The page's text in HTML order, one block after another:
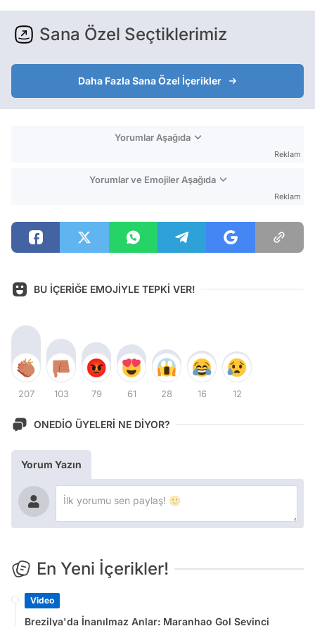
Sana Özel Seçtiklerimiz
Daha Fazla Sana Özel İçerikler
Yorumlar Aşağıda
Reklam
Yorumlar ve Emojiler Aşağıda
Reklam
BU İÇERİĞE EMOJİYLE TEPKİ VER!
207 103 79 61 28 16 12
ONEDİO ÜYELERİ NE DİYOR?
Yorum Yazın
En Yeni İçerikler!
Video
Brezilya'da İnanılmaz Anlar: Maranhao Gol Sevinci